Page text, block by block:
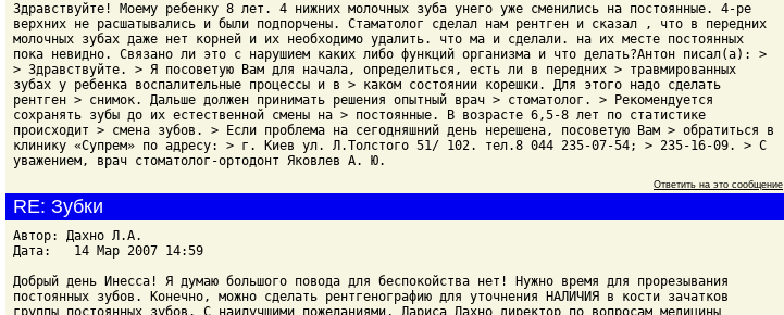
Здравствуйте! Моему ребенку 8 лет. 4 нижних молочных зуба унего уже сменились на постоянные. 4-ре
верхних не расшатывались и были подпорчены. Стаматолог сделал нам рентген и сказал , что в передних
молочных зубах даже нет корней и их необходимо удалить. что ма и сделали. на их месте постоянных
пока невидно. Связано ли это с нарушием каких либо функций организма и что делать?Антон писал(а): >
> Здравствуйте. > Я посоветую Вам для начала, определиться, есть ли в передних > травмированных
зубах у ребенка воспалительные процессы и в > каком состоянии корешки. Для этого надо сделать
рентген > снимок. Дальше должен принимать решения опытный врач > стоматолог. > Рекомендуется
сохранять зубы до их естественной смены на > постоянные. В возрасте 6,5-8 лет по статистике
происходит > смена зубов. > Если проблема на сегодняшний день нерешена, посоветую Вам > обратиться в
клинику «Супрем» по адресу: > г. Киев ул. Л.Толстого 51/ 102. тел.8 044 235-07-54; > 235-16-09. > С
уважением, врач стоматолог-ортодонт Яковлев А. Ю.
Ответить на это сообщение
RE: Зубки
Автор: Дахно Л.А.
Дата: 14 Мар 2007 14:59
Добрый день Инесса! Я думаю большого повода для беспокойства нет! Нужно время для прорезывания
постоянных зубов. Конечно, можно сделать рентгенографию для уточнения НАЛИЧИЯ в кости зачатков
группы постоянных зубов. С наилучшими пожеланиями, Лариса Дахно директор по вопросам медицины